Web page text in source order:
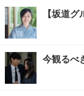
【坂道
今観るべ